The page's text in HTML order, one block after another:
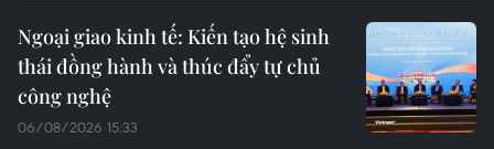
Ngoại giao kinh tế: Kiến tạo hệ sinh
thái đồng hành và thúc đẩy tự chủ
công nghệ
06/08/2026 15:33